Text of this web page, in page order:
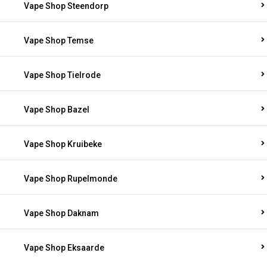
Vape Shop Steendorp
Vape Shop Temse
Vape Shop Tielrode
Vape Shop Bazel
Vape Shop Kruibeke
Vape Shop Rupelmonde
Vape Shop Daknam
Vape Shop Eksaarde